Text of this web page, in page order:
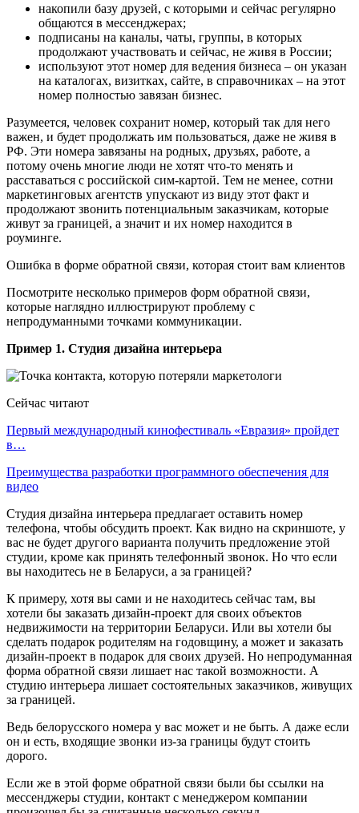
накопили базу друзей, с которыми и сейчас регулярно
общаются в мессенджерах;
подписаны на каналы, чаты, группы, в которых
продолжают участвовать и сейчас, не живя в России;
используют этот номер для ведения бизнеса – он указан
на каталогах, визитках, сайте, в справочниках – на этот
номер полностью завязан бизнес.
Разумеется, человек сохранит номер, который так для него
важен, и будет продолжать им пользоваться, даже не живя в
РФ. Эти номера завязаны на родных, друзьях, работе, а
потому очень многие люди не хотят что-то менять и
расставаться с российской сим-картой. Тем не менее, сотни
маркетинговых агентств упускают из виду этот факт и
продолжают звонить потенциальным заказчикам, которые
живут за границей, а значит и их номер находится в
роуминге.
Ошибка в форме обратной связи, которая стоит вам клиентов
Посмотрите несколько примеров форм обратной связи,
которые наглядно иллюстрируют проблему с
непродуманными точками коммуникации.
Пример 1. Студия дизайна интерьера
Сейчас читают
Первый международный кинофестиваль «Евразия» пройдет
в…
Преимущества разработки программного обеспечения для
видео
Студия дизайна интерьера предлагает оставить номер
телефона, чтобы обсудить проект. Как видно на скриншоте, у
вас не будет другого варианта получить предложение этой
студии, кроме как принять телефонный звонок. Но что если
вы находитесь не в Беларуси, а за границей?
К примеру, хотя вы сами и не находитесь сейчас там, вы
хотели бы заказать дизайн-проект для своих объектов
недвижимости на территории Беларуси. Или вы хотели бы
сделать подарок родителям на годовщину, а может и заказать
дизайн-проект в подарок для своих друзей. Но непродуманная
форма обратной связи лишает нас такой возможности. А
студию интерьера лишает состоятельных заказчиков, живущих
за границей.
Ведь белорусского номера у вас может и не быть. А даже если
он и есть, входящие звонки из-за границы будут стоить
дорого.
Если же в этой форме обратной связи были бы ссылки на
мессенджеры студии, контакт с менеджером компании